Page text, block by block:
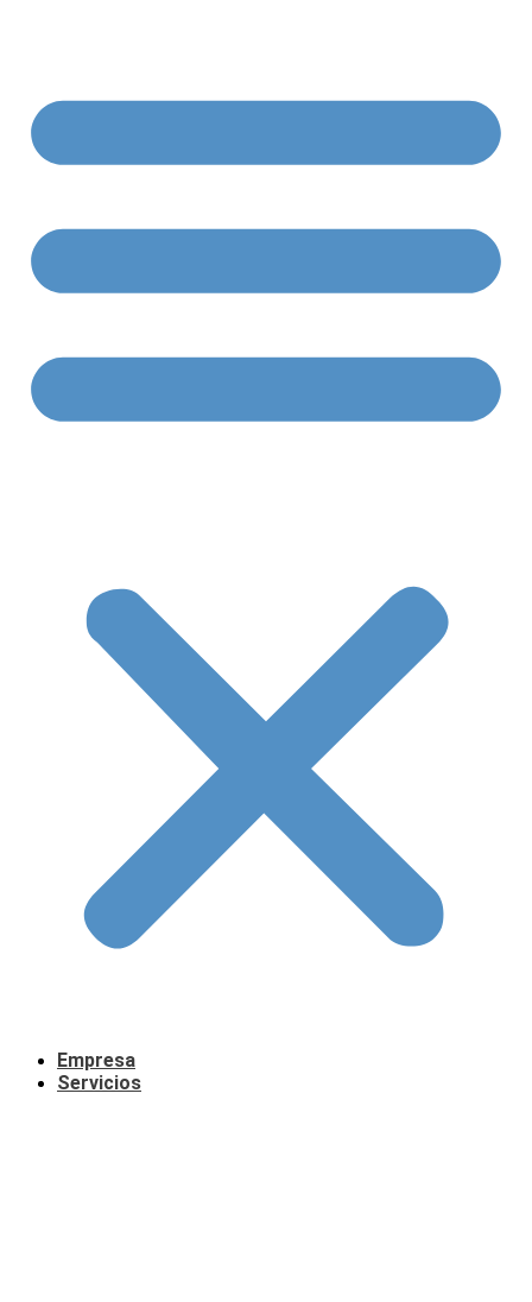
Empresa
Servicios